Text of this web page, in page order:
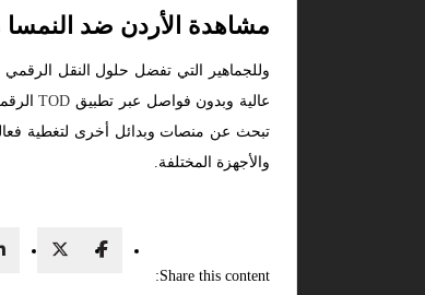
مشاهدة الأردن ضد النمسا
وللجماهير التي تفضل حلول النقل
عالية وبدون فواصل عبر تطبيق TOD
تبحث عن منصات وبدائل أخرى لتغطية
والأجهزة المختلفة.
Share this content: